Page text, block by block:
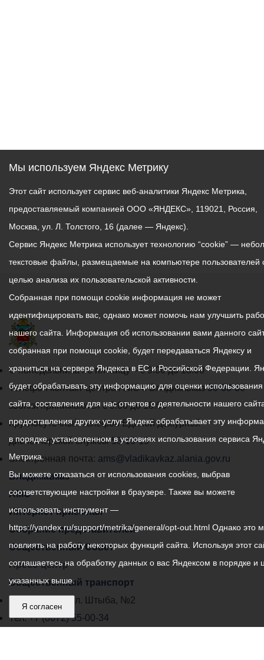
График
работы
администрации
местного
самоуправления
города
Владикавказ:
С понедельника по пятницу – с 9.00 до 18.00
Телефон контакт-центра АМС г. Владикавказ30-30-30
звонки принимаются с 9:00 до 18:00
Круглосуточный телефон Единой дежурной
диспетчерской службы53-19-19
Электронная почта: ams@vladikavkaz.alania.gov.ru
Владикавказ
АМС
Интернет приемная
Собрание представителей
Общественный Совет
Пресс-центр
Общественный транспорт
Владикавказ, пл. Штыба, №2
Тел:+7 (8672) 55-00-34
Мы используем Яндекс Метрику
Этот сайт использует сервис веб-аналитики Яндекс Метрика,
предоставляемый компанией ООО «ЯНДЕКС», 119021, Россия,
Москва, ул. Л. Толстого, 16 (далее — Яндекс).
Сервис Яндекс Метрика использует технологию “cookie” —
текстовые файлы, размещаемые на компьютере пользователей
целью анализа их пользовательской активности.
Собранная при помощи cookie информация не может
идентифицировать вас, однако может помочь нам улучшить
нашего сайта. Информация об использовании вами данного
собранная при помощи cookie, будет передаваться Яндексу и
храниться на сервере Яндекса в ЕС и Российской Федерации.
будет обрабатывать эту информацию для оценки
сайта, составления для нас отчетов о деятельности нашего
предоставления других услуг. Яндекс обрабатывает эту
в порядке, установленном в условиях использования сервиса
Метрика.
Вы можете отказаться от использования cookies, выбрав
соответствующие настройки в браузере. Также вы можете
использовать инструмент —
https://yandex.ru/support/metrika/general/opt-out.html Однако это
повлиять на работу некоторых функций сайта. Используя этот
соглашаетесь на обработку данных о вас Яндексом в порядке и
указанных выше.
Я согласен